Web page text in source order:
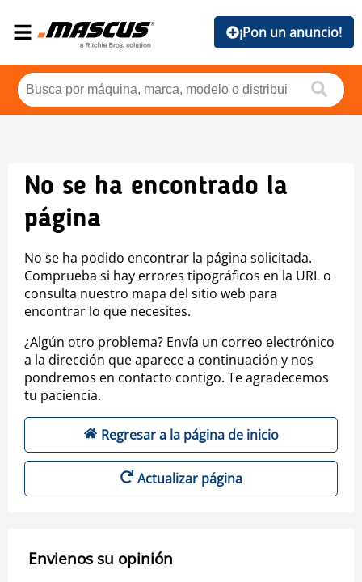
¡Pon un anuncio!
No se ha encontrado la
página
No se ha podido encontrar la página solicitada.
Comprueba si hay errores tipográficos en la URL o
consulta nuestro mapa del sitio web para
encontrar lo que necesites.
¿Algún otro problema? Envía un correo electrónico
a la dirección que aparece a continuación y nos
pondremos en contacto contigo. Te agradecemos
tu paciencia.
Regresar a la página de inicio
Actualizar página
Envienos su opinión